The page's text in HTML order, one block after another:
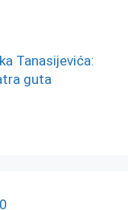
Tanasijevića:
guta